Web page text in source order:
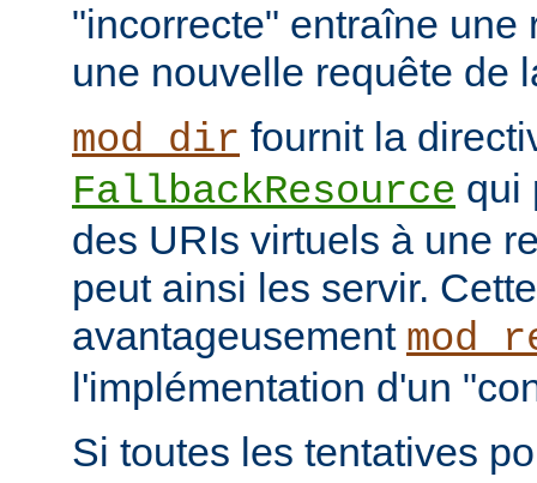
"incorrecte" entraîne une
une nouvelle requête de
mod_dir fournit la
FallbackResource qui
des URIs virtuels à une
peut ainsi les servir.
avantageusement
l'implémentation d'un
Si toutes les tentatives